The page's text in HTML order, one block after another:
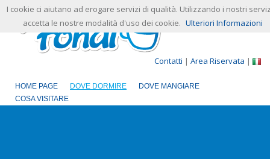
Contatti | Area Riservata |
HOME PAGE DOVE DORMIRE
DOVE MANGIARE
COSA VISITARE
I cookie ci aiutano ad erogare servizi di qualità. Utilizzando i nostri
accetta le nostre modalità d'uso dei cookie. Ulteriori Informazioni